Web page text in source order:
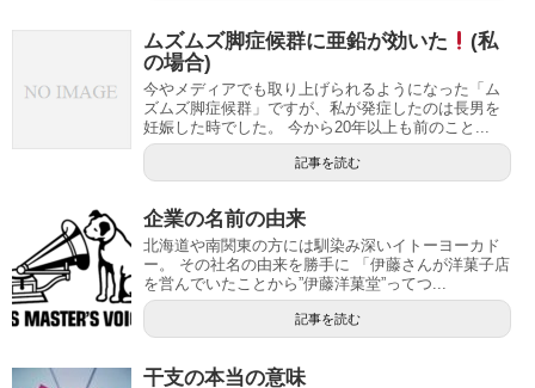
ムズムズ脚症候群に亜鉛が効いた
(私
の場合)
今やメディアでも取り上げられるようになった「ム
ズムズ脚症候群」ですが、私が発症したのは長男を
妊娠した時でした。 今から20年以上も前のこと...
記事を読む
企業の名前の由来
北海道や南関東の方には馴染み深いイトーヨーカド
ー。 その社名の由来を勝手に 「伊藤さんが洋菓子店
を営んでいたことから”伊藤洋菓堂”ってつ...
記事を読む
干支の本当の意味